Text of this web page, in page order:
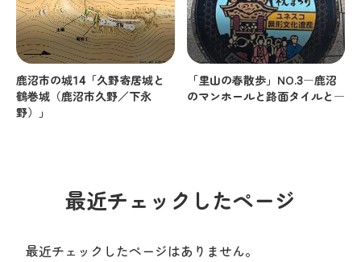
鹿沼市の城14「久野寄居城と
鶴巻城（鹿沼市久野／下永
野）」
「里山の春散歩」NO.3―鹿沼
のマンホールと路面タイルと―
最近チェックしたページ
最近チェックしたページはありません。